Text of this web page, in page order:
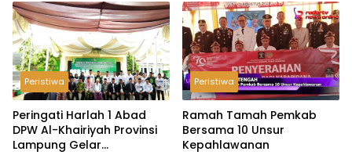
Peristiwa
Peringati Harlah 1 Abad
DPW Al-Khairiyah Provinsi
Lampung Gelar
Peristiwa
Ramah Tamah Pemkab
Bersama 10 Unsur
Kepahlawanan